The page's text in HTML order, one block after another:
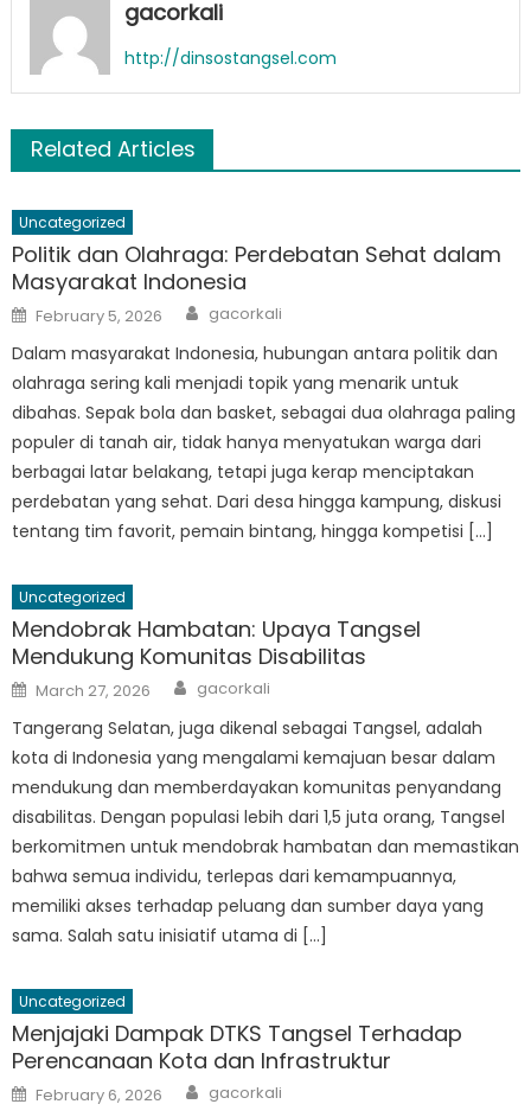
gacorkali
http://dinsostangsel.com
Related Articles
Uncategorized
Politik dan Olahraga: Perdebatan Sehat dalam
Masyarakat Indonesia
Posted
on
February 5, 2026 Author
gacorkali
Dalam masyarakat Indonesia, hubungan antara politik dan
olahraga sering kali menjadi topik yang menarik untuk
dibahas. Sepak bola dan basket, sebagai dua olahraga paling
populer di tanah air, tidak hanya menyatukan warga dari
berbagai latar belakang, tetapi juga kerap menciptakan
perdebatan yang sehat. Dari desa hingga kampung, diskusi
tentang tim favorit, pemain bintang, hingga kompetisi […]
Uncategorized
Mendobrak Hambatan: Upaya Tangsel
Mendukung Komunitas Disabilitas
Posted
on
March 27, 2026 Author
gacorkali
Tangerang Selatan, juga dikenal sebagai Tangsel, adalah
kota di Indonesia yang mengalami kemajuan besar dalam
mendukung dan memberdayakan komunitas penyandang
disabilitas. Dengan populasi lebih dari 1,5 juta orang, Tangsel
berkomitmen untuk mendobrak hambatan dan memastikan
bahwa semua individu, terlepas dari kemampuannya,
memiliki akses terhadap peluang dan sumber daya yang
sama. Salah satu inisiatif utama di […]
Uncategorized
Menjajaki Dampak DTKS Tangsel Terhadap
Perencanaan Kota dan Infrastruktur
Posted
on
February 6, 2026 Author
gacorkali